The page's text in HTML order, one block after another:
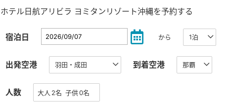
ホテル日航アリビラ ヨミタンリゾート沖縄を予約する
宿泊日 から
出発空港 到着空港
人数